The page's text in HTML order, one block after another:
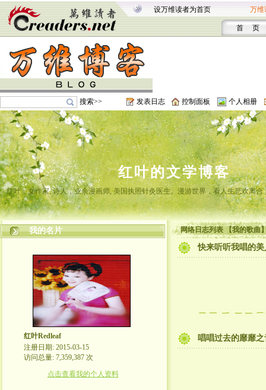
设万维读者为首页 万维
首 页
搜索>> 发表日志 控制面板 个人相册
红叶的文学博客
红叶，女作家, 诗人，业余漫画师, 美国执照针灸医生。漫游世界，看人生悲欢离
我的名片
红叶Redleaf
注册日期: 2015-03-15
访问总量: 7,359,387 次
点击查看我的个人资料
网络日志列表 【我的歌曲
快来听听我唱的
唱唱过去的靡靡之